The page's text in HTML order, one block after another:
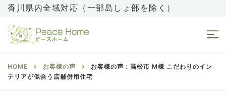
香川県内全域対応（一部島しょ部を除く）
HOME お客様の声
お客様の声：高松市 M様 こだわりのイン
テリアが似合う店舗併用住宅